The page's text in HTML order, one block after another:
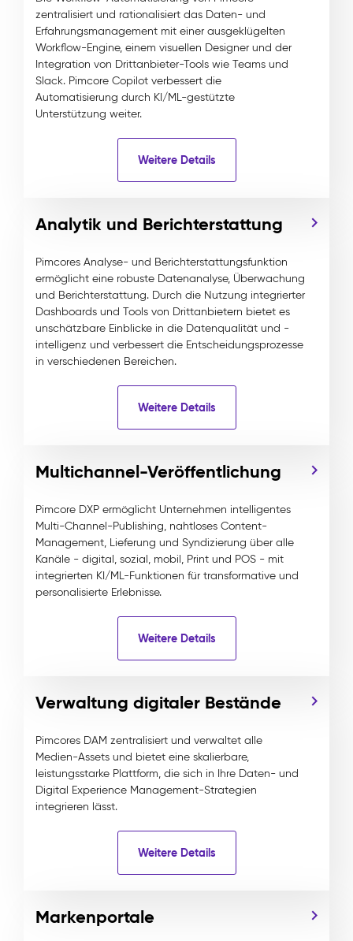
zentralisiert und rationalisiert das Daten- und
Erfahrungsmanagement mit einer ausgeklügelten
Workflow-Engine, einem visuellen Designer und der
Integration von Drittanbieter-Tools wie Teams und
Slack. Pimcore Copilot verbessert die
Automatisierung durch KI/ML-gestützte
Unterstützung weiter.
Weitere Details
Analytik und Berichterstattung
Pimcores Analyse- und Berichterstattungsfunktion
ermöglicht eine robuste Datenanalyse, Überwachung
und Berichterstattung. Durch die Nutzung integrierter
Dashboards und Tools von Drittanbietern bietet es
unschätzbare Einblicke in die Datenqualität und -
intelligenz und verbessert die Entscheidungsprozesse
in verschiedenen Bereichen.
Weitere Details
Multichannel-Veröffentlichung
Pimcore DXP ermöglicht Unternehmen intelligentes
Multi-Channel-Publishing, nahtloses Content-
Management, Lieferung und Syndizierung über alle
Kanäle - digital, sozial, mobil, Print und POS - mit
integrierten KI/ML-Funktionen für transformative und
personalisierte Erlebnisse.
Weitere Details
Verwaltung digitaler Bestände
Pimcores DAM zentralisiert und verwaltet alle
Medien-Assets und bietet eine skalierbare,
leistungsstarke Plattform, die sich in Ihre Daten- und
Digital Experience Management-Strategien
integrieren lässt.
Weitere Details
Markenportale